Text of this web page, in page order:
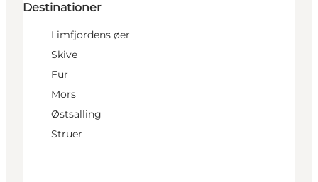
Destinationer
Limfjordens øer
Skive
Fur
Mors
Østsalling
Struer